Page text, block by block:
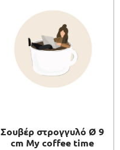
Σουβέρ στρογγυλό Ø 9
cm My coffee time